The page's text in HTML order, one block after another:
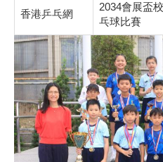
香港乒乓網
2034會展盃
乓球比賽